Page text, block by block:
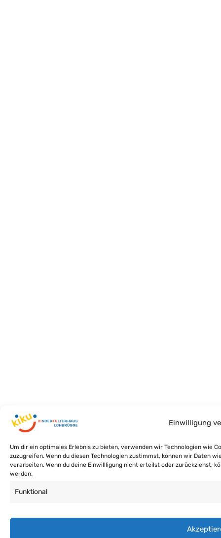
Einwilligung
Um dir ein optimales Erlebnis zu bieten, verwenden wir Technologien wie
zuzugreifen. Wenn du diesen Technologien zustimmst, können wir Daten
verarbeiten. Wenn du deine Einwillligung nicht erteilst oder zurückziehst,
werden.
Funktional